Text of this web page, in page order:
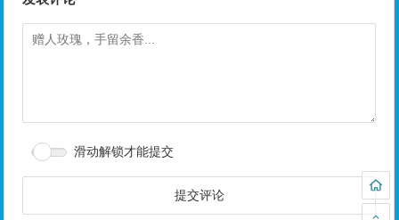
滑动解锁才能提交